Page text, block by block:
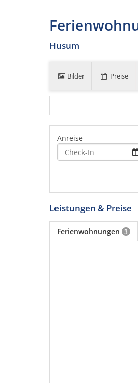
Husum
Bilder Preise
Anreise
Leistungen & Preise
Ferienwohnungen 3